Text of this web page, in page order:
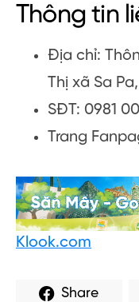
Thông tin
Địa chỉ:
Thị xã Sa
SĐT: 0981
Trang
Klook.com
Share